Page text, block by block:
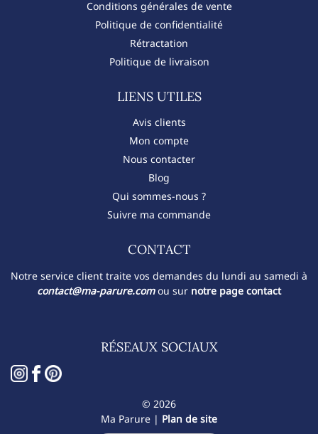
Conditions générales de vente
Politique de confidentialité
Rétractation
Politique de livraison
LIENS UTILES
Avis clients
Mon compte
Nous contacter
Blog
Qui sommes-nous ?
Suivre ma commande
CONTACT​
Notre service client traite vos demandes du lundi au samedi à
contact@ma-parure.comou sur notre page contact
RÉSEAUX SOCIAUX
© 2026
Ma Parure | Plan de site